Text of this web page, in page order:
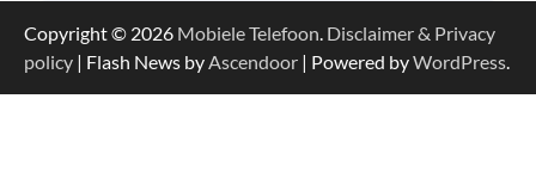
Copyright © 2026 Mobiele Telefoon Disclaimer & Privacy
policy | Flash News by Ascendoor | Powered byWordPress